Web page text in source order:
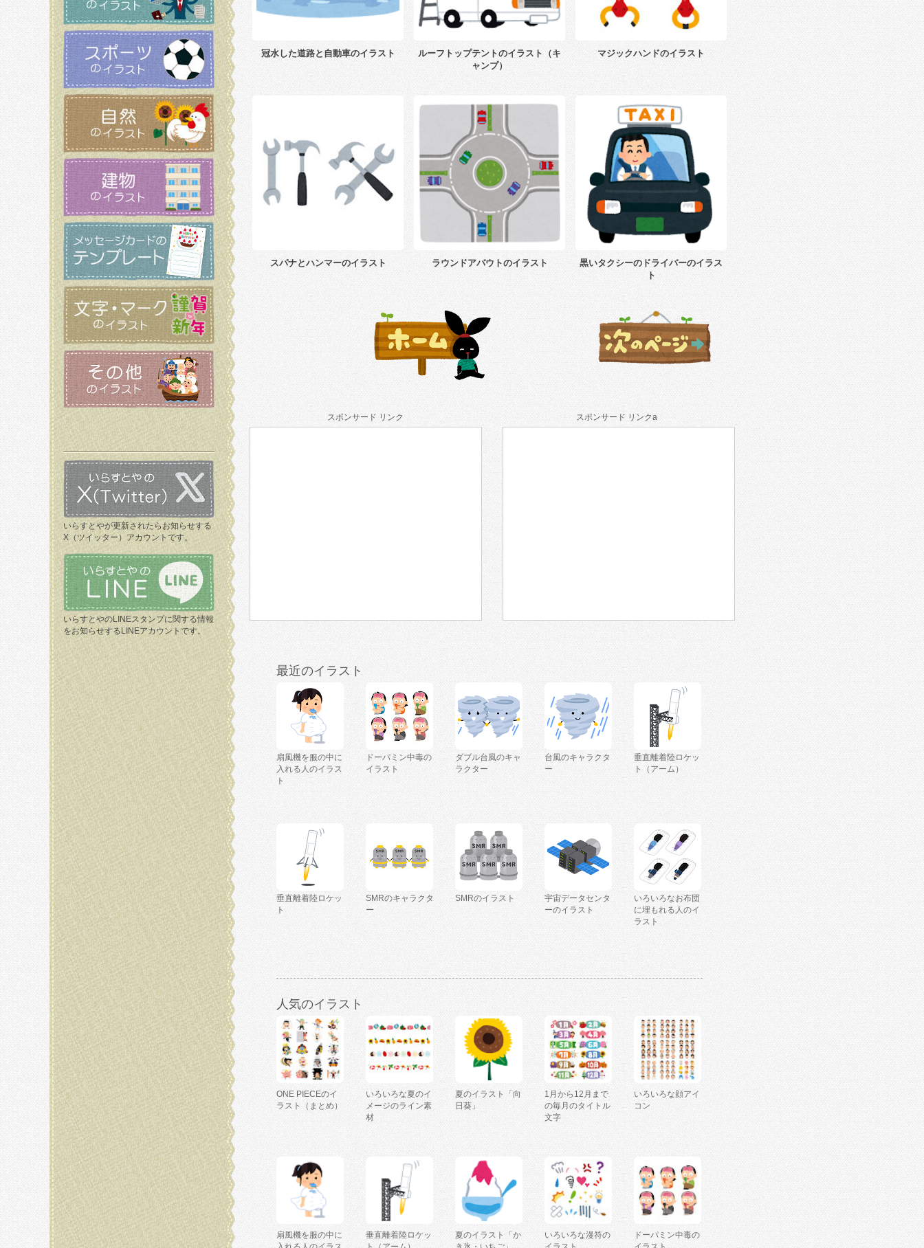
いらすとやが更新されたらお知らせする
X（ツイッター）アカウントです。
いらすとやのLINEスタンプに関する情報
をお知らせするLINEアカウントです。
冠水した道路と自動車のイラスト
ルーフトップテントのイラスト（キ
ャンプ）
マジックハンドのイラスト
スパナとハンマーのイラスト ラウンドアバウトのイラスト
黒いタクシーのドライバーのイラス
ト
スポンサード リンク スポンサード リンクa
最近のイラスト
扇風機を服の中に
入れる人のイラス
ト
ドーパミン中毒の
イラスト
ダブル台風のキャ
ラクター
台風のキャラクタ
ー
垂直離着陸ロケッ
ト（アーム）
垂直離着陸ロケッ
ト
SMRのキャラクタ
ー
SMRのイラスト
宇宙データセンタ
ーのイラスト
いろいろなお布団
に埋もれる人のイ
ラスト
人気のイラスト
ONE PIECEのイ
ラスト（まとめ）
いろいろな夏のイ
メージのライン素
材
夏のイラスト「向
日葵」
1月から12月まで
の毎月のタイトル
文字
いろいろな顔アイ
コン
扇風機を服の中に
垂直離着陸ロケッ
夏のイラスト「か
いろいろな漫符の
ドーパミン中毒の